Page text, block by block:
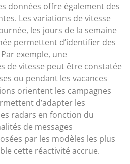
données offre également des
Les variations de vitesse
les jours de la semaine
permettent d’identifier des
exemple, une
de vitesse peut être constatée
ou pendant les vacances
orientent les campagnes
d’adapter les
radars en fonction du
de messages
par les modèles les plus
cette réactivité accrue.